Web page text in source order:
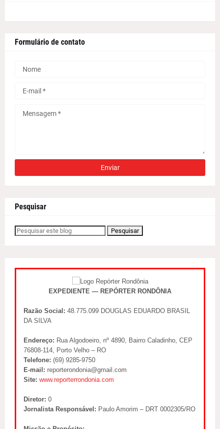
Formulário de contato
Pesquisar
EXPEDIENTE — REPÓRTER RONDÔNIA
Razão Social: 48.775.099 DOUGLAS EDUARDO BRASIL
DA SILVA
Endereço: Rua Algodoeiro, nº 4890, Bairro Caladinho, CEP
76808-114, Porto Velho – RO
Telefone: (69) 9285-9750
E-mail: reporterondonia@gmail.com
Site: www.reporterrondonia.com
Diretor: 0
Jornalista Responsável: Paulo Amorim – DRT 0002305/RO